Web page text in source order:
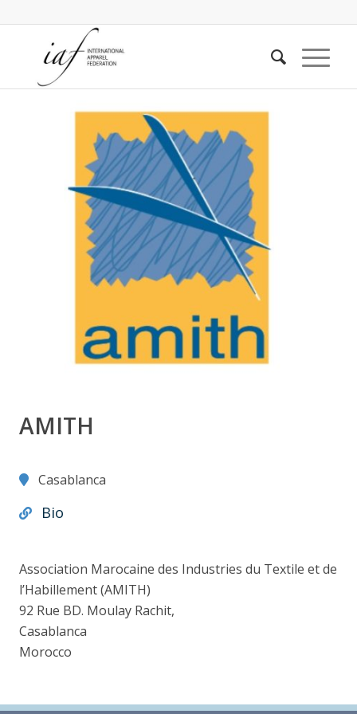
AMITH
Casablanca
Bio
Association Marocaine des Industries du Textile et de
l’Habillement (AMITH)
92 Rue BD. Moulay Rachit,
Casablanca
Morocco